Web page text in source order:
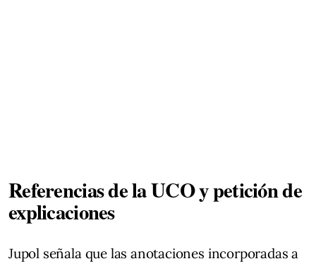
Referencias de la UCO y petición de
explicaciones
Jupol señala que las anotaciones incorporadas a